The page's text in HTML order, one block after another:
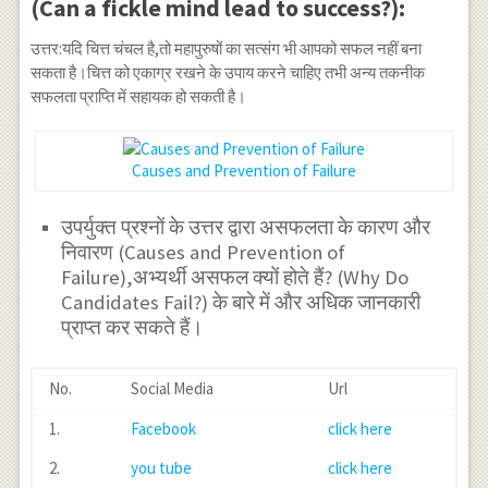
(Can a fickle mind lead to success?):
उत्तर:यदि चित्त चंचल है,तो महापुरुषों का सत्संग भी आपको सफल नहीं बना
सकता है।चित्त को एकाग्र रखने के उपाय करने चाहिए तभी अन्य तकनीक
सफलता प्राप्ति में सहायक हो सकती है।
Causes and Prevention of Failure
उपर्युक्त प्रश्नों के उत्तर द्वारा असफलता के कारण और
निवारण (Causes and Prevention of
Failure),अभ्यर्थी असफल क्यों होते हैं? (Why Do
Candidates Fail?) के बारे में और अधिक जानकारी
प्राप्त कर सकते हैं।
No. Social Media
Url
1.
Facebook
click here
2.
you tube
click here